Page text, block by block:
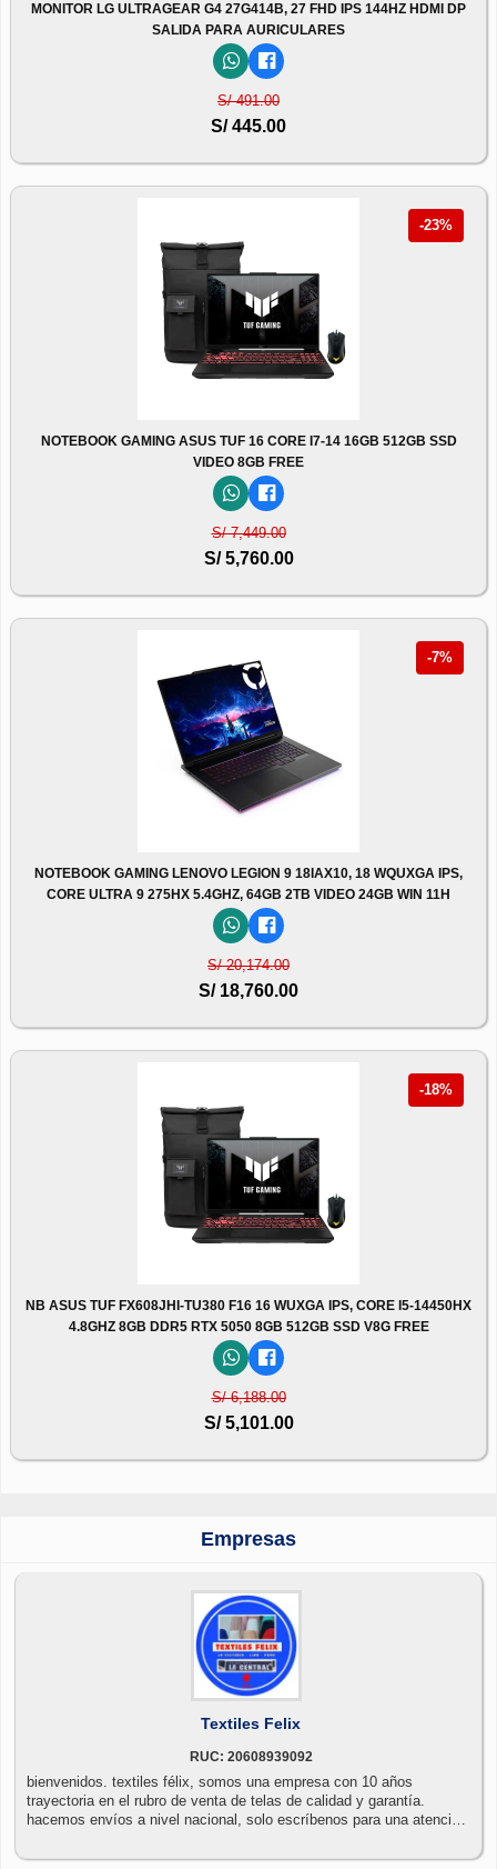
MONITOR LG ULTRAGEAR G4 27G414B, 27 FHD IPS 144HZ HDMI DP
SALIDA PARA AURICULARES
S/ 491.00
S/ 445.00
-23%
NOTEBOOK GAMING ASUS TUF 16 CORE I7-14 16GB 512GB SSD
VIDEO 8GB FREE
S/ 7,449.00
S/ 5,760.00
-7%
NOTEBOOK GAMING LENOVO LEGION 9 18IAX10, 18 WQUXGA IPS,
CORE ULTRA 9 275HX 5.4GHZ, 64GB 2TB VIDEO 24GB WIN 11H
S/ 20,174.00
S/ 18,760.00
-18%
NB ASUS TUF FX608JHI-TU380 F16 16 WUXGA IPS, CORE I5-14450HX
4.8GHZ 8GB DDR5 RTX 5050 8GB 512GB SSD V8G FREE
S/ 6,188.00
S/ 5,101.00
Empresas
Textiles Felix
RUC: 20608939092
bienvenidos. textiles félix, somos una empresa con 10 años
trayectoria en el rubro de venta de telas de calidad y garantía.
hacemos envíos a nivel nacional, solo escríbenos para una atención